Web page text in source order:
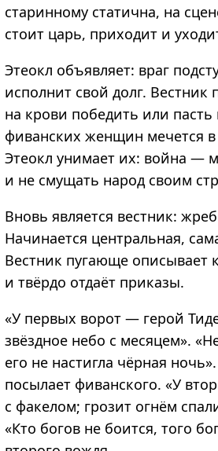
старинному статична, на
стоит царь, приходит и
Этеокл объявляет: враг
исполнит свой долг.
на крови победить или
фиванских женщин мечется в
Этеокл унимает их: война —
и не смущать народ своим
Вновь является вестник:
Начинается центральная,
Вестник пугающе описывает
и твёрдо отдаёт приказы.
«У первых ворот — герой
звёздное небо с месяцем».
его не настигла чёрная
посылает фиванского. «У
с факелом; грозит огнём
«Кто богов не боится, того